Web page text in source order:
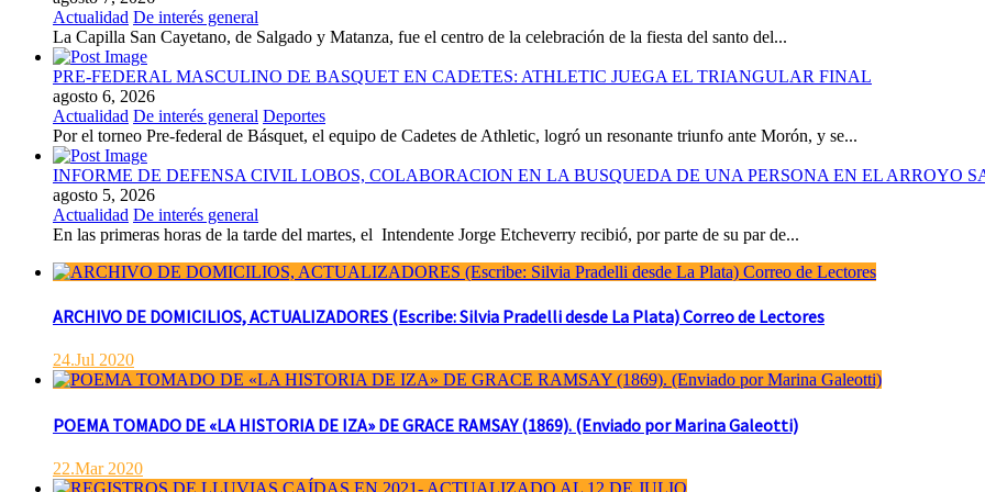
Actualidad De interés general
La Capilla San Cayetano, de Salgado y Matanza, fue el centro de la celebración de la fiesta del santo del...
PRE-FEDERAL MASCULINO DE BASQUET EN CADETES: ATHLETIC JUEGA EL TRIANGULAR FINAL
agosto 6, 2026
Actualidad De interés general Deportes
Por el torneo Pre-federal de Básquet, el equipo de Cadetes de Athletic, logró un resonante triunfo ante Morón, y se...
INFORME DE DEFENSA CIVIL LOBOS, COLABORACION EN LA BUSQUEDA DE UNA PERSONA EN EL ARROYO
agosto 5, 2026
Actualidad De interés general
En las primeras horas de la tarde del martes, el Intendente Jorge Etcheverry recibió, por parte de su par de...
ARCHIVO DE DOMICILIOS, ACTUALIZADORES (Escribe: Silvia Pradelli desde La Plata) Correo de Lectores
24.Jul 2020
POEMA TOMADO DE «LA HISTORIA DE IZA» DE GRACE RAMSAY (1869). (Enviado por Marina Galeotti)
22.Mar 2020